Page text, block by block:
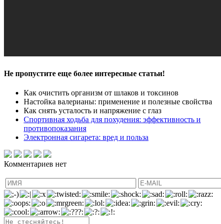
Не пропустите еще более интересные статьи!
Как очистить организм от шлаков и токсинов
Настойка валерианы: применение и полезные свойства
Как снять усталость и напряжение с глаз
Спортивная ходьба для похудения: эффективность и
противопоказания
Электронная сигарета: вред и польза
Комментариев нет